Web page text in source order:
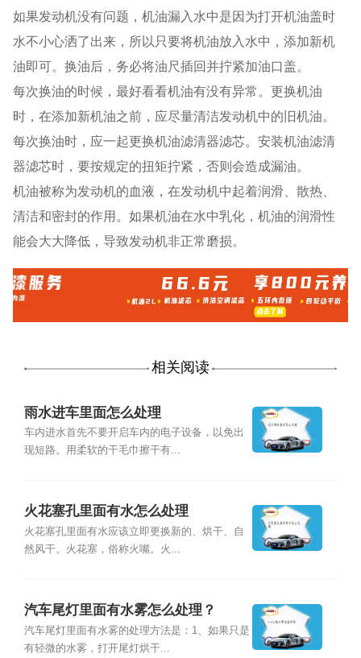
如果发动机没有问题，机油漏入水中是因为打开机油盖时
水不小心洒了出来，所以只要将机油放入水中，添加新机
油即可。换油后，务必将油尺插回并拧紧加油口盖。
每次换油的时候，最好看看机油有没有异常。更换机油
时，在添加新机油之前，应尽量清洁发动机中的旧机油。
每次换油时，应一起更换机油滤清器滤芯。安装机油滤清
器滤芯时，要按规定的扭矩拧紧，否则会造成漏油。
机油被称为发动机的血液，在发动机中起着润滑、散热、
清洁和密封的作用。如果机油在水中乳化，机油的润滑性
能会大大降低，导致发动机非正常磨损。
相关阅读
雨水进车里面怎么处理
车内进水首先不要开启车内的电子设备，以免出
现短路。用柔软的干毛巾擦干有...
火花塞孔里面有水怎么处理
火花塞孔里面有水应该立即更换新的、烘干、自
然风干。火花塞，俗称火嘴。火...
汽车尾灯里面有水雾怎么处理？
汽车尾灯里面有水雾的处理方法是：1、如果只是
有轻微的水雾，打开尾灯烘干...